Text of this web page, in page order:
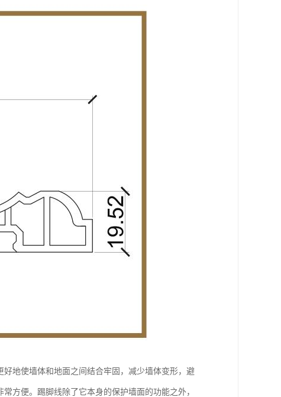
地使墙体和地面之间结合牢固，减少墙体变形，避
方便。踢脚线除了它本身的保护墙面的功能之外，